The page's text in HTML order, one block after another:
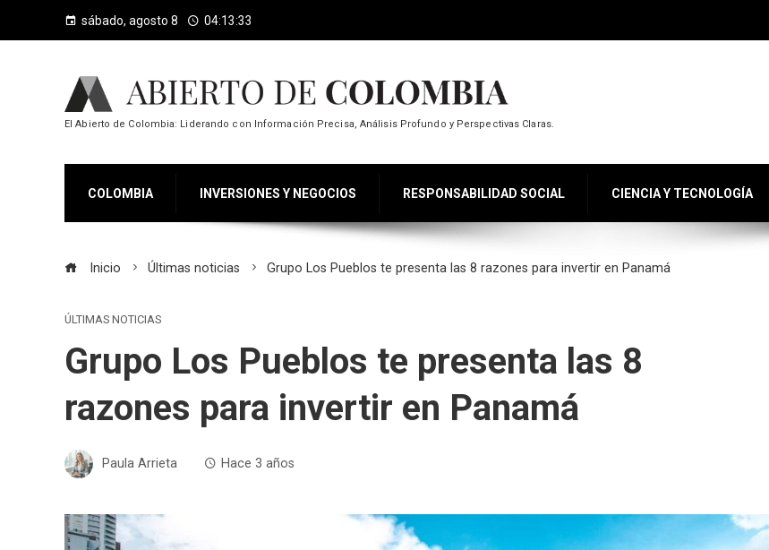
sábado, agosto 8 04:13:34
El Abierto de Colombia: Liderando con Información Precisa, Análisis Profundo y Perspectivas Claras.
COLOMBIA INVERSIONES Y NEGOCIOS RESPONSABILIDAD SOCIAL CIENCIA Y TECNOLOGÍA
Inicio Últimas noticias Grupo Los Pueblos te presenta las 8 razones para invertir en Panamá
ÚLTIMAS NOTICIAS
Grupo Los Pueblos te presenta las 8
razones para invertir en Panamá
Paula Arrieta Hace 3 años